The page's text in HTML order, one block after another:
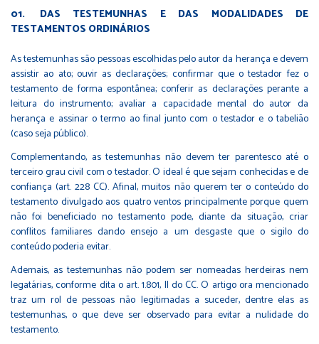
DAS TESTEMUNHAS E DAS MODALIDADES DE
TESTAMENTOS ORDINÁRIOS
As testemunhas são pessoas escolhidas pelo autor da herança e devem
assistir ao ato; ouvir as declarações; confirmar que o testador fez o
testamento de forma espontânea; conferir as declarações perante a
leitura do instrumento; avaliar a capacidade mental do autor da
herança e assinar o termo ao final junto com o testador e o tabelião
(caso seja público).
Complementando, as testemunhas não devem ter parentesco até o
terceiro grau civil com o testador. O ideal é que sejam conhecidas e de
confiança (art. 228 CC). Afinal, muitos não querem ter o conteúdo do
testamento divulgado aos quatro ventos principalmente porque quem
não foi beneficiado no testamento pode, diante da situação, criar
conflitos familiares dando ensejo a um desgaste que o sigilo do
conteúdo poderia evitar.
Ademais, as testemunhas não podem ser nomeadas herdeiras nem
legatárias, conforme dita o art. 1.801, II do CC. O artigo ora mencionado
traz um rol de pessoas não legitimadas a suceder, dentre elas as
testemunhas, o que deve ser observado para evitar a nulidade do
testamento.